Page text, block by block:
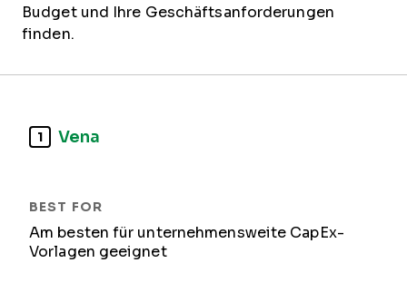
Budget und Ihre Geschäftsanforderungen
finden.
1 Vena
Am besten für unternehmensweite CapEx-
Vorlagen geeignet